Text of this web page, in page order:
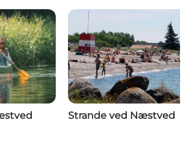
Strande ved Næstved